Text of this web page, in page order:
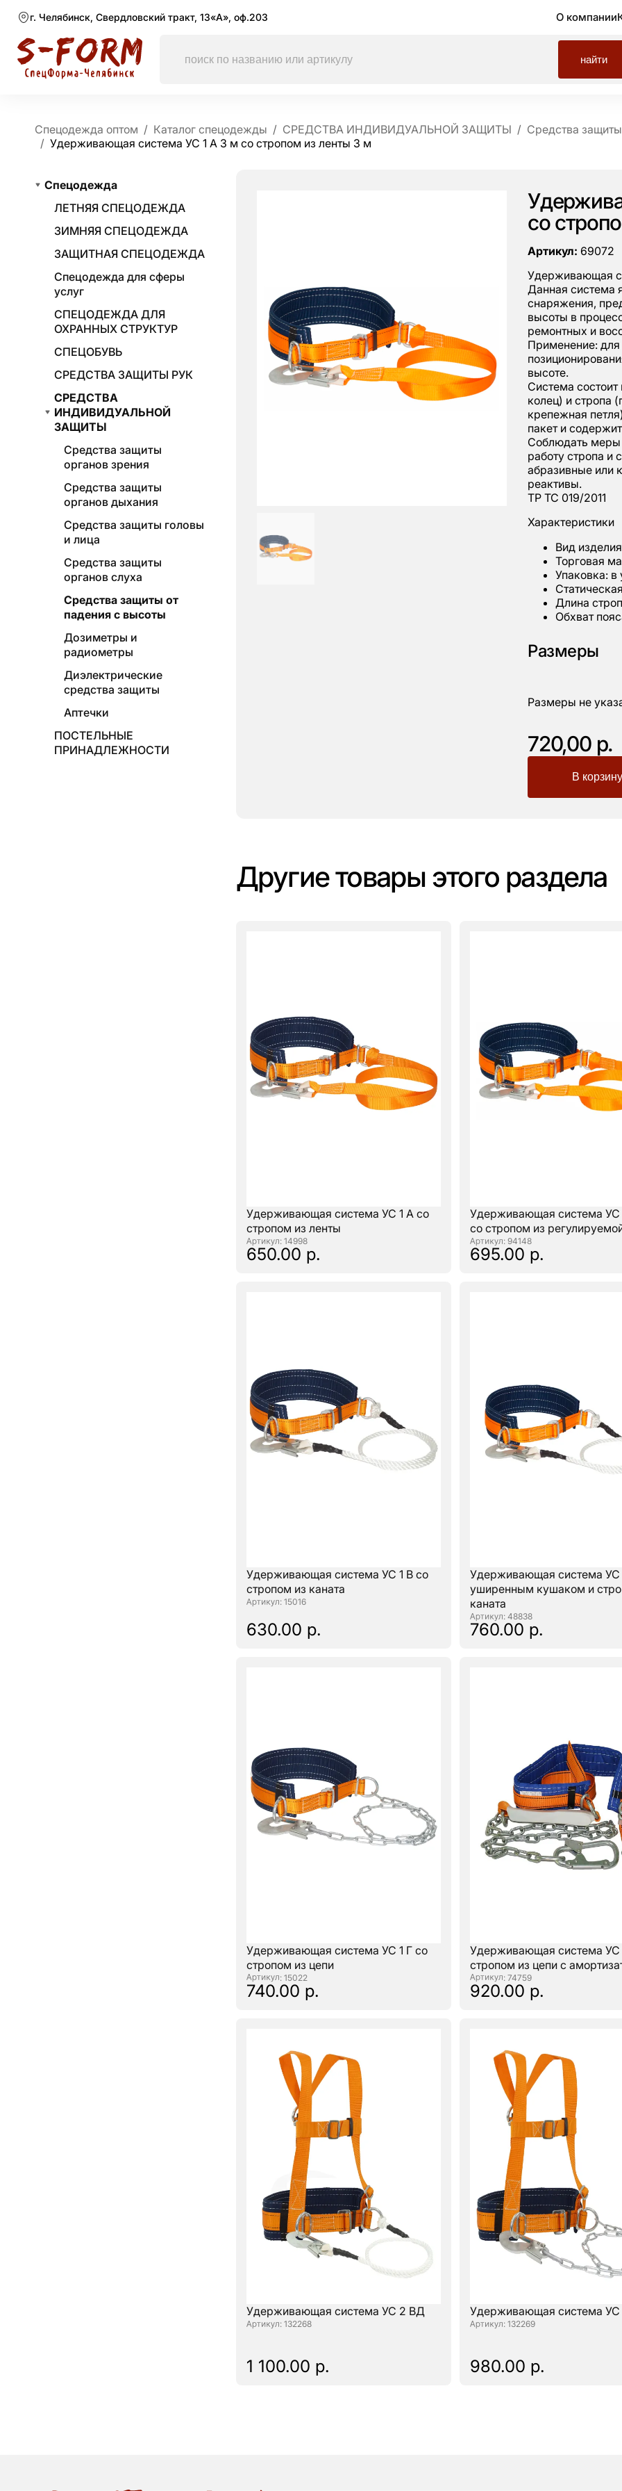
г. Челябинск, Свердловский тракт, 13«А», оф.203 О компании
найти
Спецодежда оптом Каталог спецодежды СРЕДСТВА ИНДИВИДУАЛЬНОЙ ЗАЩИТЫ
Средства
Удерживающая система УС 1 А 3 м со стропом из ленты 3 м
Спецодежда
ЛЕТНЯЯ СПЕЦОДЕЖДА
ЗИМНЯЯ СПЕЦОДЕЖДА
ЗАЩИТНАЯ СПЕЦОДЕЖДА
Спецодежда для сферы
услуг
СПЕЦОДЕЖДА ДЛЯ
ОХРАННЫХ СТРУКТУР
СПЕЦОБУВЬ
СРЕДСТВА ЗАЩИТЫ РУК
СРЕДСТВА
ИНДИВИДУАЛЬНОЙ
ЗАЩИТЫ
Средства защиты
органов зрения
Средства защиты
органов дыхания
Средства защиты головы
и лица
Средства защиты
органов слуха
Средства защиты от
падения с высоты
Дозиметры и
радиометры
Диэлектрические
средства защиты
Аптечки
ПОСТЕЛЬНЫЕ
ПРИНАДЛЕЖНОСТИ
со
Артикул: 69072
Удерживающая
Данная система
снаряжения,
высоты в
ремонтных и
Применение:
высоте.
Система
колец) и стропа
крепежная
пакет и
Соблюдать меры
работу стропа
абразивные или
реактивы.
ТР ТС 019/2011
Характеристики
Вид
Торговая
Упаковка: в
Длина
Обхват
Размеры
Размеры не
720,00 р.
Другие товары этого раздела
Удерживающая система УС 1 А со
стропом из ленты
: 14998
650.00 р.
Удерживающая система УС
со стропом из
: 94148
695.00 р.
Удерживающая система УС 1 В со
стропом из каната
: 15016
630.00 р.
Удерживающая система УС
уширенным кушаком и
каната
: 48838
760.00 р.
Удерживающая система УС 1 Г со
стропом из цепи
: 15022
740.00 р.
Удерживающая система УС
стропом из цепи с
: 74759
920.00 р.
Удерживающая система УС 2 ВД
: 132268
1 100.00 р.
Удерживающая система УС
: 132269
980.00 р.